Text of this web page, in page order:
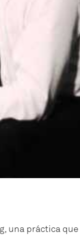
una práctica